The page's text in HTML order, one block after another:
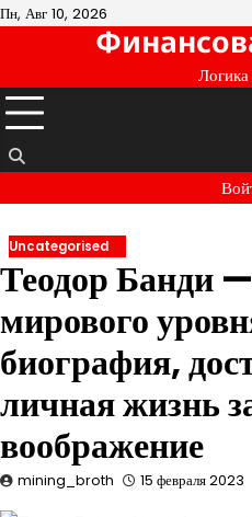
Перейти
Пн, Авг 10, 2026
Uncategorised
Теодор Банди
мирового
биография,
личная жизнь
воображение
mining_broth 15 февраля 2023